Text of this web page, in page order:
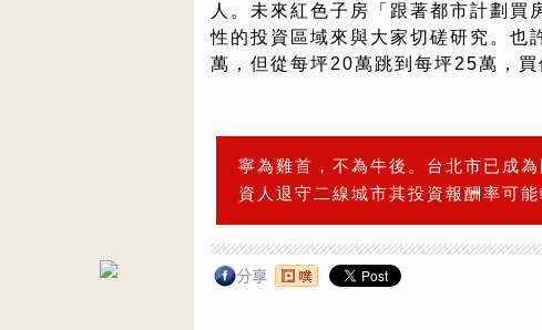
人。未來紅色子房「跟著都市計劃買
性的投資區域來與大家切磋研究。
萬，但從每坪20萬跳到每坪25萬，買
寧為雞首，不為牛後。台北市已成
資人退守二線城市其投資報酬率可能